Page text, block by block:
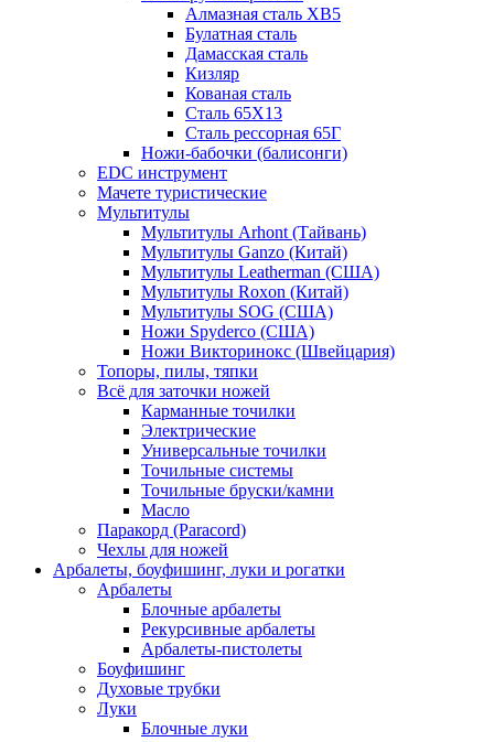
Алмазная сталь ХВ5
Булатная сталь
Дамасская сталь
Кизляр
Кованая сталь
Сталь 65Х13
Сталь рессорная 65Г
Ножи-бабочки (балисонги)
EDC инструмент
Мачете туристические
Мультитулы
Мультитулы Arhont (Тайвань)
Мультитулы Ganzo (Китай)
Мультитулы Leatherman (США)
Мультитулы Roxon (Китай)
Мультитулы SOG (США)
Ножи Spyderco (США)
Ножи Викторинокс (Швейцария)
Топоры, пилы, тяпки
Всё для заточки ножей
Карманные точилки
Электрические
Универсальные точилки
Точильные системы
Точильные бруски/камни
Масло
Паракорд (Paracord)
Чехлы для ножей
Арбалеты, боуфишинг, луки и рогатки
Арбалеты
Блочные арбалеты
Рекурсивные арбалеты
Арбалеты-пистолеты
Боуфишинг
Духовые трубки
Луки
Блочные луки